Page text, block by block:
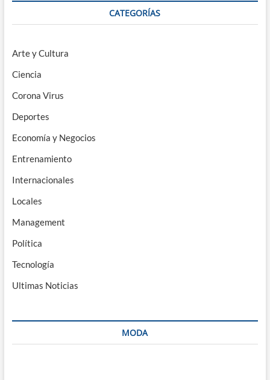
CATEGORÍAS
Arte y Cultura
Ciencia
Corona Virus
Deportes
Economía y Negocios
Entrenamiento
Internacionales
Locales
Management
Política
Tecnología
Ultimas Noticias
MODA